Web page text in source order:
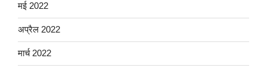
मई 2022
अप्रैल 2022
मार्च 2022